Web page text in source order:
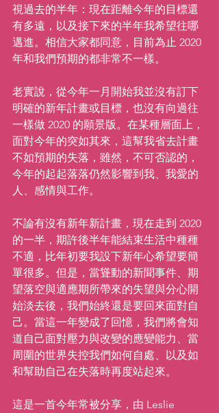
視過去的半年：現在距離今年的目標還
有多遠，以及接下來的半年我希望往哪
邁進。相信大家都同意，目前為止 2020
年和我們預期的都非常不一樣。
老實說，從今年一月開始我並沒有訂下
明確的新年計畫或目標，也沒有向過往
一樣做 2020 的願景版。在某種層面上，
面對今年的突如其來，這幫我省去計畫
不如預期的失落，雖然，不可否認的，
今年的起起落落仍然影響到我、我愛的
人、感情與工作。
不論有沒有新年新計畫，現在走到 2020
的一半，期許後半年能結束生活中種種
不適，比年初要我設下新年心希望要簡
單很多。但是，當聳動的新聞事件、期
望落空與適應期所帶來的失望與分心開
始淡去後，我們始終還是要回來面對自
己。當這一年變成了回憶，我們將會知
道自己面對壓力與改變的應變能力、當
周圍的世界失控我們如何自處、以及如
和幫助自己在失落時再度站起來。
這是一首今年常被分享，由 Leslie